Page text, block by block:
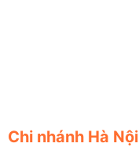
Chi nhánh Hà Nội